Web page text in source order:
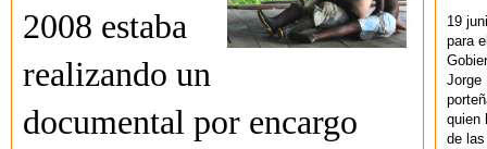
2008 estaba
realizando un
documental por encargo
19
para
Jorge
quien
de